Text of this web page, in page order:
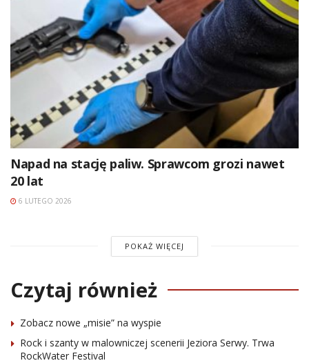
Napad na stację paliw. Sprawcom grozi nawet
20 lat
6 LUTEGO 2026
POKAŻ WIĘCEJ
Czytaj również
Zobacz nowe „misie” na wyspie
Rock i szanty w malowniczej scenerii Jeziora Serwy. Trwa
RockWater Festival